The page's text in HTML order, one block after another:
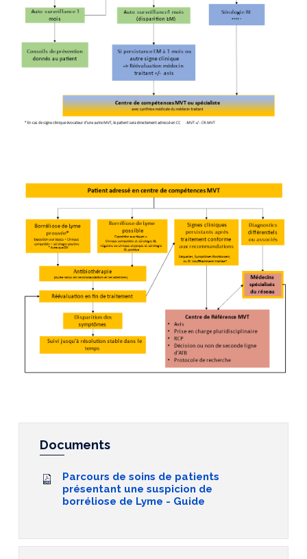
Documents
Parcours de soins de patients
présentant une suspicion de
borréliose de Lyme - Guide